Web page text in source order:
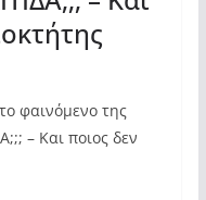
φαινόμενο της
– Και ποιος δεν